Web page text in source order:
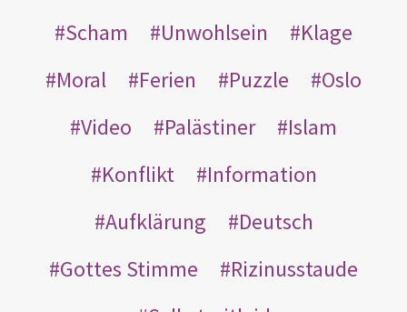
Scham
Unwohlsein
Klage
Moral
Ferien Puzzle
Oslo
Video
Palästiner
Islam
Konflikt
Information
Aufklärung
Deutsch
Gottes Stimme
Rizinusstaude